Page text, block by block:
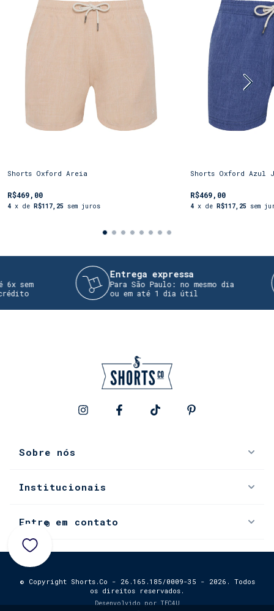
Shorts Oxford Areia
R$469,00
4 x de R$117,25 sem juros
Shorts Oxford Azul
R$469,00
4 x de R$117,25 sem
Entrega expressa
Para São Paulo: no mesmo dia
ou em até 1 dia útil
Sobre nós
Institucionais
Entre em contato
© Copyright Shorts.Co - 26.165.185/0009-35 - 2026. Todos
os direitos reservados.
Desenvolvido por TEC4U
0